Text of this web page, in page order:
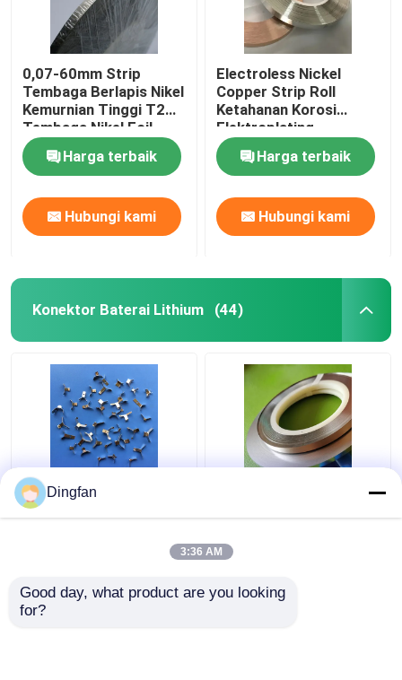
0,07-60mm Strip
Tembaga Berlapis Nikel
Kemurnian Tinggi T2
Tembaga Nikel Foil
Harga terbaik
Hubungi kami
Electroless Nickel
Copper Strip Roll
Ketahanan Korosi
Elektroplating
Harga terbaik
Hubungi kami
Konektor Baterai Lithium (44)
Konektor Baterai
Lithium Ion Stainless
Dingfan
3:36 AM
Good day, what product are you looking
for?